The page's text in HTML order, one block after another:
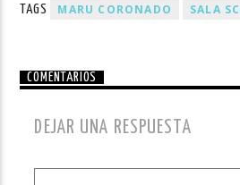
TAGS MARU CORONADO SALA
COMENTARIOS
DEJAR UNA RESPUESTA